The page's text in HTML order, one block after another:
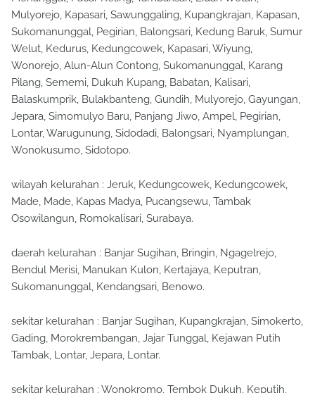
Mulyorejo, Kapasari, Sawunggaling, Kupangkrajan, Kapasan,
Sukomanunggal, Pegirian, Balongsari, Kedung Baruk, Sumur
Welut, Kedurus, Kedungcowek, Kapasari, Wiyung,
Wonorejo, Alun-Alun Contong, Sukomanunggal, Karang
Pilang, Sememi, Dukuh Kupang, Babatan, Kalisari,
Balaskumprik, Bulakbanteng, Gundih, Mulyorejo, Gayungan,
Jepara, Simomulyo Baru, Panjang Jiwo, Ampel, Pegirian,
Lontar, Warugunung, Sidodadi, Balongsari, Nyamplungan,
Wonokusumo, Sidotopo.
wilayah kelurahan : Jeruk, Kedungcowek, Kedungcowek,
Made, Made, Kapas Madya, Pucangsewu, Tambak
Osowilangun, Romokalisari, Surabaya.
daerah kelurahan : Banjar Sugihan, Bringin, Ngagelrejo,
Bendul Merisi, Manukan Kulon, Kertajaya, Keputran,
Sukomanunggal, Kendangsari, Benowo.
sekitar kelurahan : Banjar Sugihan, Kupangkrajan, Simokerto,
Gading, Morokrembangan, Jajar Tunggal, Kejawan Putih
Tambak, Lontar, Jepara, Lontar.
sekitar kelurahan : Wonokromo, Tembok Dukuh, Keputih,